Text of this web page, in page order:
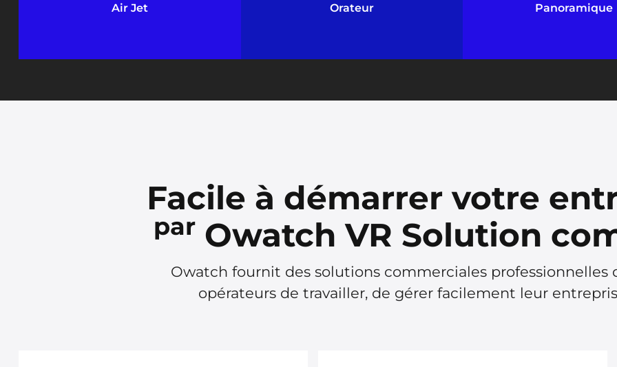
Air Jet Orateur Panoramique
une gamme complète
divertissements
Facile à démarrer votre
parOwatch VR Solution
Owatch fournit des solutions commerciales
opérateurs de travailler, de gérer facilement leur